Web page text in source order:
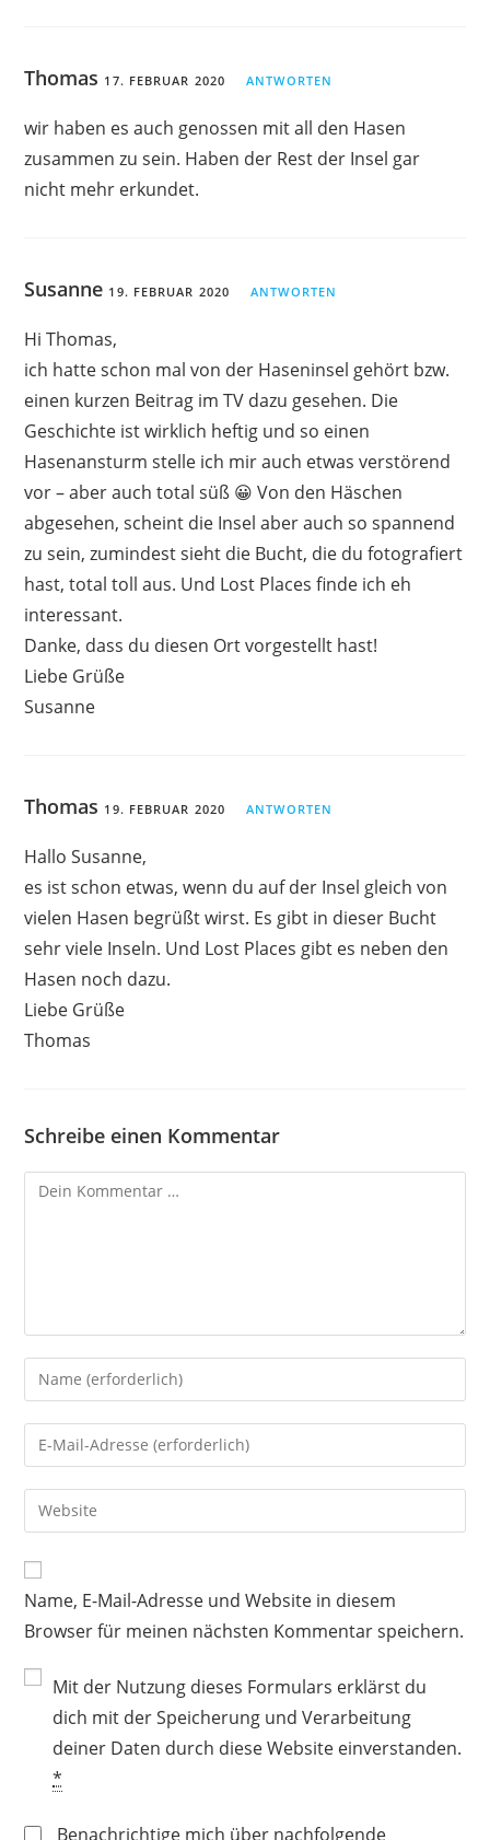
Thomas 17. FEBRUAR 2020 ANTWORTEN
wir haben es auch genossen mit all den Hasen
zusammen zu sein. Haben der Rest der Insel gar
nicht mehr erkundet.
Susanne 19. FEBRUAR 2020 ANTWORTEN
Hi Thomas,
ich hatte schon mal von der Haseninsel gehört bzw.
einen kurzen Beitrag im TV dazu gesehen. Die
Geschichte ist wirklich heftig und so einen
Hasenansturm stelle ich mir auch etwas verstörend
vor – aber auch total süß 😀 Von den Häschen
abgesehen, scheint die Insel aber auch so spannend
zu sein, zumindest sieht die Bucht, die du fotografiert
hast, total toll aus. Und Lost Places finde ich eh
interessant.
Danke, dass du diesen Ort vorgestellt hast!
Liebe Grüße
Susanne
Thomas 19. FEBRUAR 2020 ANTWORTEN
Hallo Susanne,
es ist schon etwas, wenn du auf der Insel gleich von
vielen Hasen begrüßt wirst. Es gibt in dieser Bucht
sehr viele Inseln. Und Lost Places gibt es neben den
Hasen noch dazu.
Liebe Grüße
Thomas
Schreibe einen Kommentar
Kommentar
Gib
deinen
Namen
oder
zum
Kommentieren
ein
Gib
deine
E-
Mail-
zum
Kommentieren
ein
Gib
deine
Website-
URL
ein
(optional)
Name, E-Mail-Adresse und Website in diesem
Browser für meinen nächsten Kommentar speichern.
Mit der Nutzung dieses Formulars erklärst du
dich mit der Speicherung und Verarbeitung
deiner Daten durch diese Website einverstanden.
*
Benachrichtige mich über nachfolgende